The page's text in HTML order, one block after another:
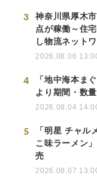
3
神奈川県厚木
点が稼働～住
し物流ネット
2026.08.06
4
「地中海本ま
より期間・数
2026.08.04
5
「明星 チャル
こ味ラーメン
売
2026.08.07